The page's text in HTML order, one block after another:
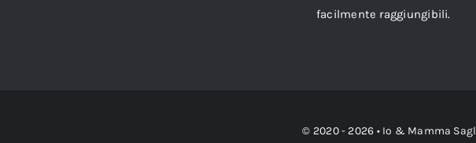
facilmente raggiungibili.
© 2020 - 2026 • Io & Mamma Sagl